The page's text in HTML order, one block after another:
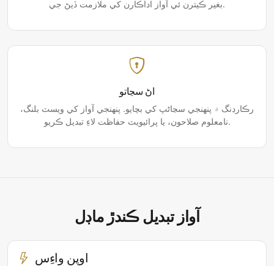
بغير ڪيترن ئي آواز اداڪارن کي ملازمت ڏيڻ جي.
اڻ سڃاتو
رڪارڊنگ ۾ پنھنجي سڃاڻپ کي بچايو. پنھنجي آواز کي ويسٽ بلنگ،
نامعلوم صلاحون، يا پرائيويٽ حفاظت لاءِ تبديل ڪريو.
آواز تبديل ڪندڙ ماڊل
اوپن واءِس